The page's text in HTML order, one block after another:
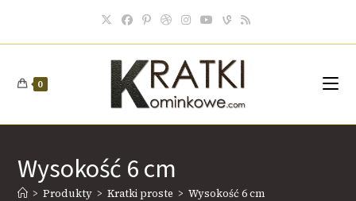
0
Wysokość 6 cm
> Produkty > Kratki proste > Wysokość 6 cm